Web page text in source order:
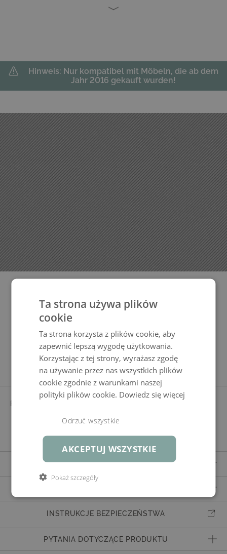
Hinweis: Nur kompatibel mit Möbeln, die ab dem
Jahr 2016 gekauft wurden!
Cechy produktu
POSZEWKA
zaimpregnowane, ukryte zamki
ZAKRES DOSTAWY
Kompletny zestaw bez wypełnienia
Hinweise zu
Hinweis: Nur kompatibel mit Möbeln, die ab dem Jahr
INSTRUKCJE BEZPIECZEŃSTWA
PYTANIA DOTYCZĄCE PRODUKTU
Ta strona używa plików
cookie
Ta strona korzysta z plików cookie, aby
zapewnić lepszą wygodę użytkowania.
Korzystając z tej strony, wyrażasz zgodę
na używanie przez nas wszystkich plików
cookie zgodnie z warunkami naszej
polityki plików cookie. Dowiedz się więcej
AKCEPTUJ WSZYSTKIE
Odrzuć wszystkie
Pokaż szczegóły